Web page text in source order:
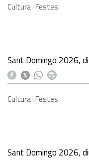
Cultura i Festes
Sant Domingo 2026,
Cultura i Festes
Sant Domingo 2026,